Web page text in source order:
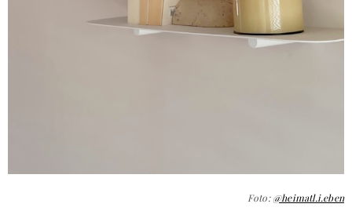
Foto:@heimatl.i.eben